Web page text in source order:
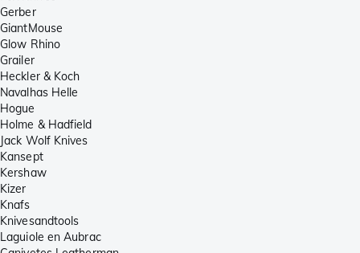
Gerber
GiantMouse
Glow Rhino
Grailer
Heckler & Koch
Navalhas Helle
Hogue
Holme & Hadfield
Jack Wolf Knives
Kansept
Kershaw
Kizer
Knafs
Knivesandtools
Laguiole en Aubrac